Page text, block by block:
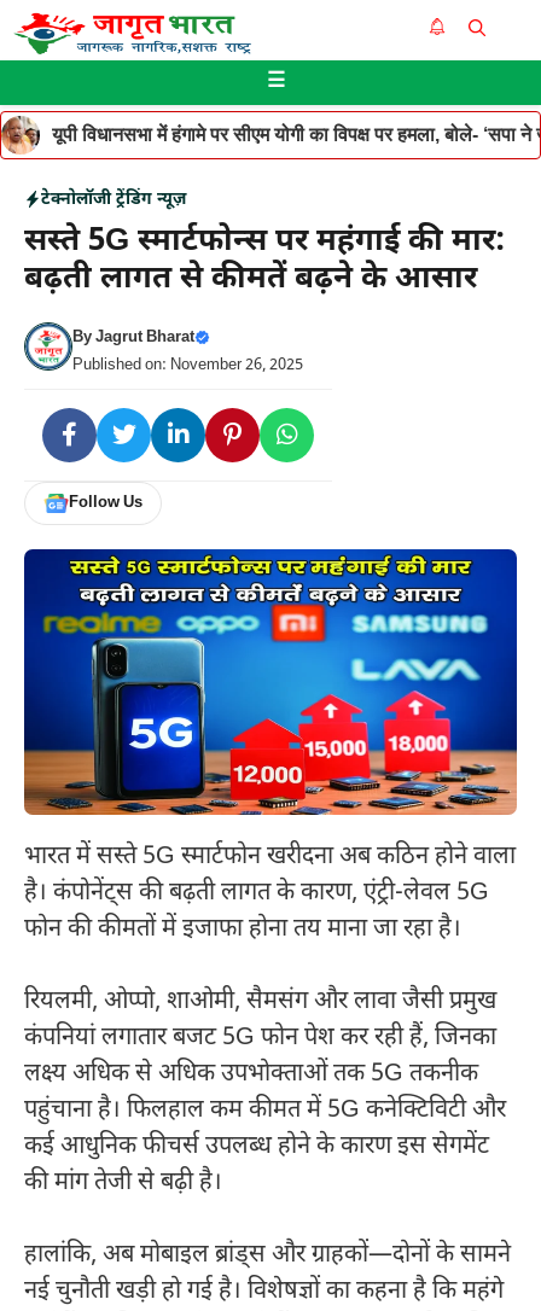
Skip
to
☰
यूपी विधानसभा में हंगामे पर सीएम योगी का विपक्ष पर हमला, बोले- ‘सपा ने
टेक्नोलॉजी ट्रेंडिंग न्यूज़
सस्ते 5G स्मार्टफोन्स पर महंगाई की मार:
बढ़ती लागत से कीमतें बढ़ने के आसार
ByJagrut Bharat
Published on: November 26, 2025
Follow Us
भारत में सस्ते 5G स्मार्टफोन खरीदना अब कठिन होने वाला
है। कंपोनेंट्स की बढ़ती लागत के कारण, एंट्री-लेवल 5G
फोन की कीमतों में इजाफा होना तय माना जा रहा है।
रियलमी, ओप्पो, शाओमी, सैमसंग और लावा जैसी प्रमुख
कंपनियां लगातार बजट 5G फोन पेश कर रही हैं, जिनका
लक्ष्य अधिक से अधिक उपभोक्ताओं तक 5G तकनीक
पहुंचाना है। फिलहाल कम कीमत में 5G कनेक्टिविटी और
कई आधुनिक फीचर्स उपलब्ध होने के कारण इस सेगमेंट
की मांग तेजी से बढ़ी है।
हालांकि, अब मोबाइल ब्रांड्स और ग्राहकों—दोनों के सामने
नई चुनौती खड़ी हो गई है। विशेषज्ञों का कहना है कि महंगे